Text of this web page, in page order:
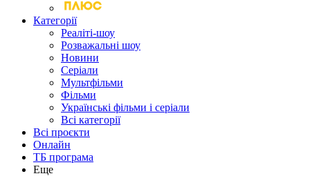
Категорії
Реаліті-шоу
Розважальні шоу
Новини
Серіали
Мультфільми
Фільми
Українські фільми і серіали
Всі категорії
Всі проєкти
Онлайн
ТБ програма
Еще